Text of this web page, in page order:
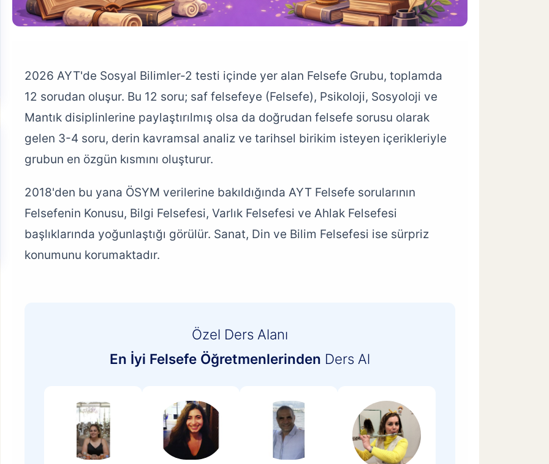
2026 AYT'de Sosyal Bilimler-2 testi içinde yer alan Felsefe Grubu, toplamda
12 sorudan oluşur. Bu 12 soru; saf felsefeye (Felsefe), Psikoloji, Sosyoloji ve
Mantık disiplinlerine paylaştırılmış olsa da doğrudan felsefe sorusu olarak
gelen 3-4 soru, derin kavramsal analiz ve tarihsel birikim isteyen içerikleriyle
grubun en özgün kısmını oluşturur.
2018'den bu yana ÖSYM verilerine bakıldığında AYT Felsefe sorularının
Felsefenin Konusu, Bilgi Felsefesi, Varlık Felsefesi ve Ahlak Felsefesi
başlıklarında yoğunlaştığı görülür. Sanat, Din ve Bilim Felsefesi ise sürpriz
konumunu korumaktadır.
Özel Ders Alanı
En İyi Felsefe Öğretmenlerinden Ders Al